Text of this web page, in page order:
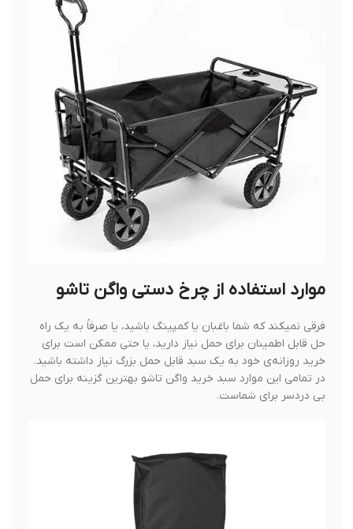
موارد استفاده از چرخ دستی واگن تاشو
فرقی نمیکند که شما باغبان یا کمپینگ باشید، یا صرفاً به یک راه
حل قابل اطمینان برای حمل نیاز دارید، یا حتی ممکن است برای
خرید روزانه‌ی خود به یک سبد قابل حمل بزرگ نیاز داشته باشید.
در تمامی این موارد سبد خرید واگن تاشو بهترین گزینه برای حمل
بی دردسر برای شماست.